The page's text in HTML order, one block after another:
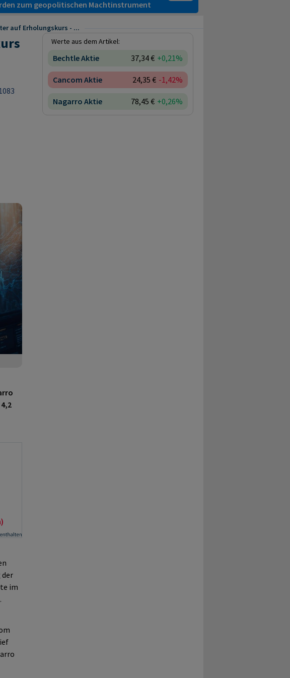
zum geopolitischen Machtinstrument
auf Erholungskurs - ...
der
im
Werte aus dem Artikel:
Bechtle Aktie 37,34 € +0,21%
Cancom Aktie 24,35 € -1,42%
Nagarro Aktie 78,45 € +0,26%